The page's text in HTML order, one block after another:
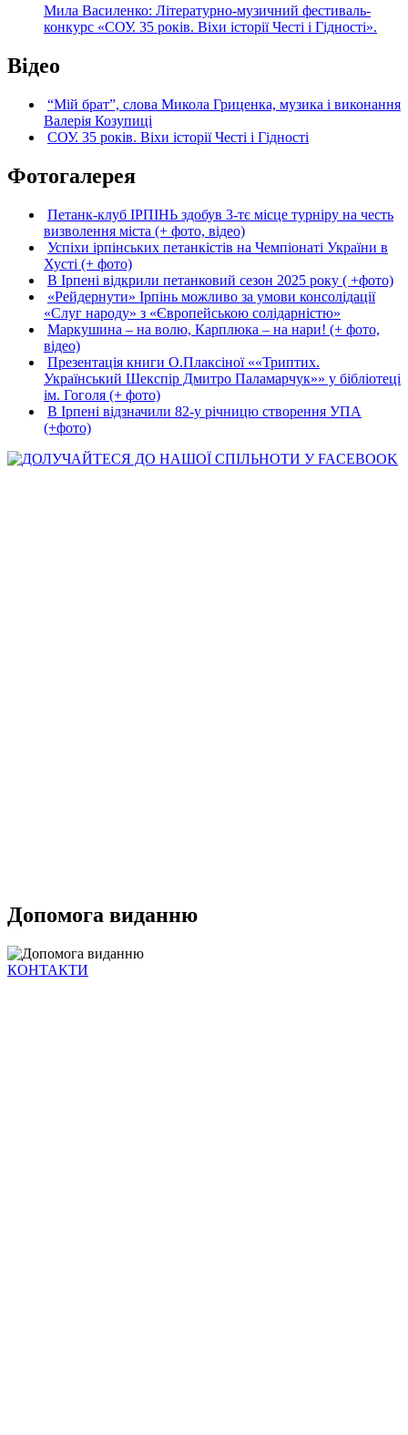
Мила Василенко: Літературно-музичний фестиваль-
конкурс «СОУ. 35 років. Віхи історії Честі і Гідності».
Відео
“Мій брат”, слова Микола Гриценка, музика і виконання
Валерія Козупиці
СОУ. 35 років. Віхи історії Честі і Гідності
Фотогалерея
Петанк-клуб ІРПІНЬ здобув 3-тє місце турніру на честь
визволення міста (+ фото, відео)
Успіхи ірпінських петанкістів на Чемпіонаті України в
Хусті (+ фото)
В Ірпені відкрили петанковий сезон 2025 року ( +фото)
«Рейдернути» Ірпінь можливо за умови консолідації
«Слуг народу» з «Європейською солідарністю»
Маркушина – на волю, Карплюка – на нари! (+ фото,
відео)
Презентація книги О.Плаксіної ««Триптих.
Український Шекспір Дмитро Паламарчук»» у бібліотеці
ім. Гоголя (+ фото)
В Ірпені відзначили 82-у річницю створення УПА
(+фото)
Допомога виданню
КОНТАКТИ